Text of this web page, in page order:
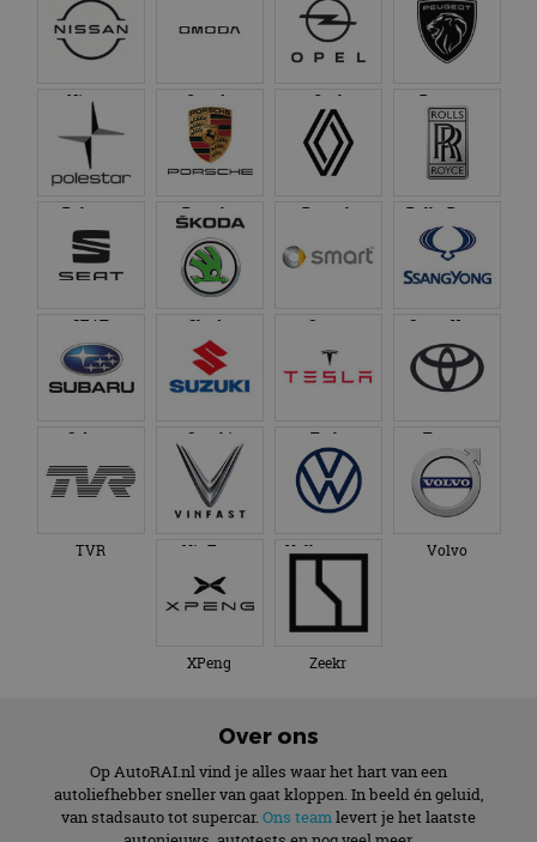
Nissan Omoda Opel Peugeot
Polestar Porsche Renault Rolls-Royce
SEAT Skoda Smart SsangYong
Subaru Suzuki Tesla Toyota
TVR VinFast Volkswagen Volvo
XPeng Zeekr
Over ons
Op AutoRAI.nl vind je alles waar het hart van een
autoliefhebber sneller van gaat kloppen. In beeld én geluid,
van stadsauto tot supercar. Ons teamlevert je het laatste